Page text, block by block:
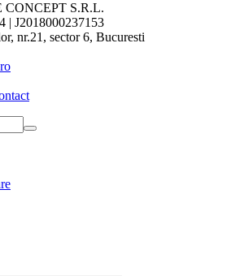
S.R.L.
| J2018000237153
nr.21, sector 6, Bucuresti